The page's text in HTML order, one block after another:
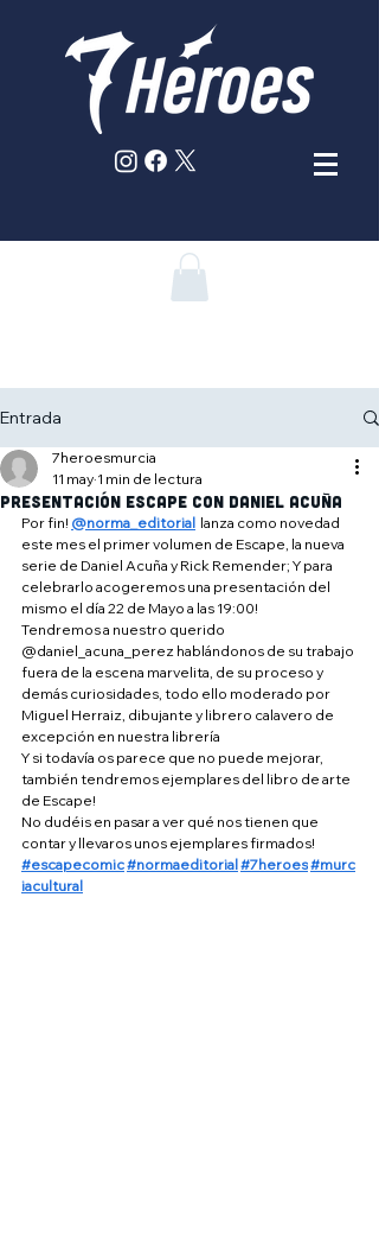
Entrada
presentación escape con daniel acuña
7heroesmurcia
11 may 1 min de lectura
Por fin! @norma_editorial lanza como novedad
este mes el primer volumen de Escape, la nueva
serie de Daniel Acuña y Rick Remender; Y para
celebrarlo acogeremos una presentación del
mismo el día 22 de Mayo a las 19:00!
Tendremos a nuestro querido
@daniel_acuna_perez hablándonos de su trabajo
fuera de la escena marvelita, de su proceso y
demás curiosidades, todo ello moderado por
Miguel Herraiz, dibujante y librero calavero de
excepción en nuestra librería
Y si todavía os parece que no puede mejorar,
también tendremos ejemplares del libro de arte
de Escape!
No dudéis en pasar a ver qué nos tienen que
contar y llevaros unos ejemplares firmados!
#escapecomic#normaeditorial#7heroes#murc
iacultural